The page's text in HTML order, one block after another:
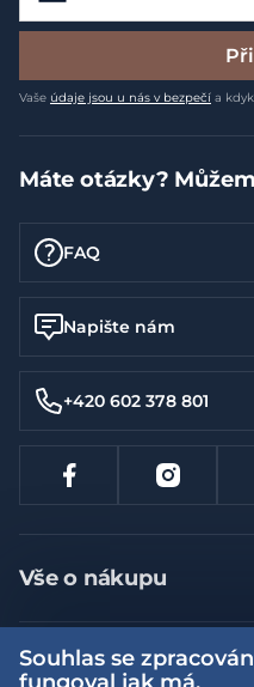
Vaše údaje jsou u nás v bezpečí a
Máte otázky?
FAQ
Napište nám
+420 602 378 801
Vše o nákupu
Jak nakupovat
Nejčastější dotazy
Více informací
Souhlas se